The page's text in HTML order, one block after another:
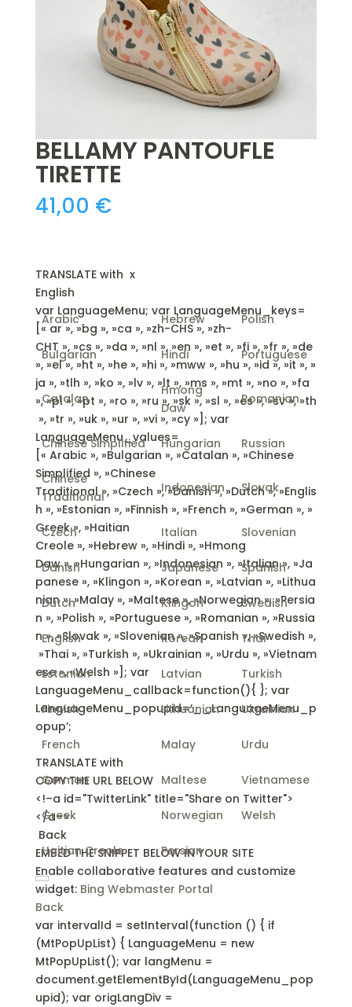
BELLAMY PANTOUFLE
TIRETTE
41,00 €
TRANSLATE with x
English
Arabic
Hebrew Polish
Bulgarian Hindi Portuguese
Catalan
Hmong
Daw
Romanian
Chinese Simplified Hungarian Russian
Chinese
Traditional
Indonesian Slovak
Czech Italian Slovenian
Danish Japanese Spanish
Dutch Klingon Swedish
English Korean Thai
Estonian Latvian Turkish
Finnish Lithuanian Ukrainian
French Malay Urdu
German Maltese Vietnamese
Greek Norwegian Welsh
Haitian Creole Persian
var LanguageMenu; var LanguageMenu_keys=
[« ar », »bg », »ca », »zh-CHS », »zh-
CHT », »cs », »da », »nl », »en », »et », »fi », »fr », »de
», »el », »ht », »he », »hi », »mww », »hu », »id », »it », »
ja », »tlh », »ko », »lv », »lt », »ms », »mt », »no », »fa
», »pl », »pt », »ro », »ru », »sk », »sl », »es », »sv », »th
», »tr », »uk », »ur », »vi », »cy »]; var
LanguageMenu_values=
[« Arabic », »Bulgarian », »Catalan », »Chinese
Simplified », »Chinese
Traditional », »Czech », »Danish », »Dutch », »Englis
h », »Estonian », »Finnish », »French », »German », »
Greek », »Haitian
Creole », »Hebrew », »Hindi », »Hmong
Daw », »Hungarian », »Indonesian », »Italian », »Ja
panese », »Klingon », »Korean », »Latvian », »Lithua
nian », »Malay », »Maltese », »Norwegian », »Persia
n », »Polish », »Portuguese », »Romanian », »Russia
n », »Slovak », »Slovenian », »Spanish », »Swedish »,
»Thai », »Turkish », »Ukrainian », »Urdu », »Vietnam
ese », »Welsh »]; var
LanguageMenu_callback=function(){ }; var
LanguageMenu_popupid=’__LanguageMenu_p
opup’;
TRANSLATE with
COPY THE URL BELOW
<!–a id="TwitterLink" title="Share on Twitter">
</a–>
Back
EMBED THE SNIPPET BELOW IN YOUR SITE
Enable collaborative features and customize
widget: Bing Webmaster Portal
Back
var intervalId = setInterval(function () { if
(MtPopUpList) { LanguageMenu = new
MtPopUpList(); var langMenu =
document.getElementById(LanguageMenu_pop
upid); var origLangDiv =